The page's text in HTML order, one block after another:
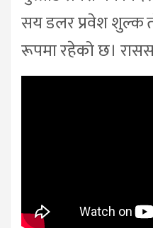
सय डलर प्रवेश शुल्क
रूपमा रहेको छ।